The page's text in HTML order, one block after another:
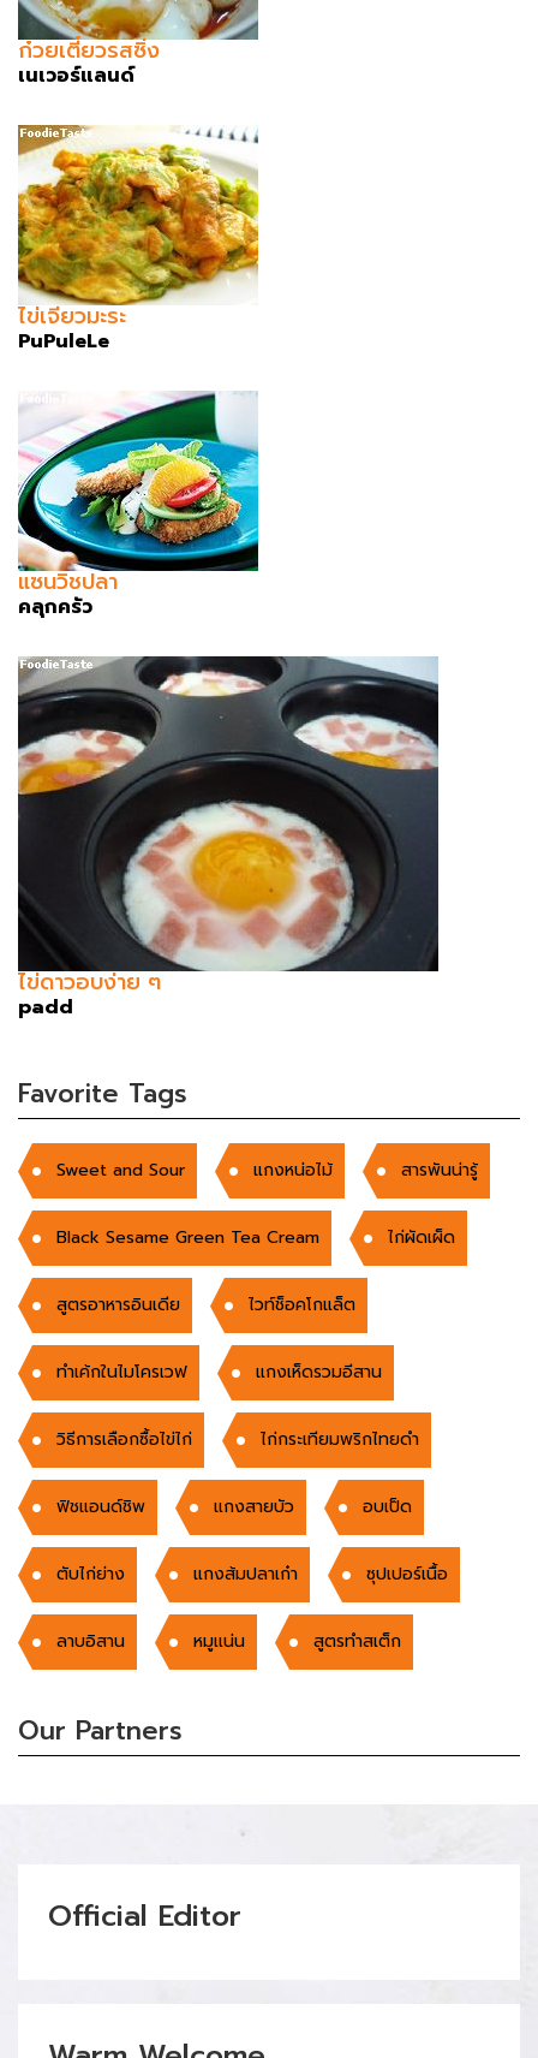
ก๋วยเตี๋ยวรสซิ่ง
เนเวอร์แลนด์
ไข่เจียวมะระ
PuPuleLe
แซนวิชปลา
คลุกครัว
ไข่ดาวอบง่าย ๆ
padd
Favorite Tags
Sweet and Sour แกงหน่อไม้ สารพันน่ารู้
Black Sesame Green Tea Cream ไก่ผัดเผ็ด
สูตรอาหารอินเดีย ไวท์ช็อคโกแล็ต
ทำเค้กในไมโครเวฟ แกงเห็ดรวมอีสาน
วิธีการเลือกซื้อไข่ไก่ ไก่กระเทียมพริกไทยดำ
ฟิชแอนด์ชิพ แกงสายบัว อบเป็ด
ตับไก่ย่าง แกงส้มปลาเก๋า ซุปเปอร์เนื้อ
ลาบอิสาน หมูเเน่น สูตรทำสเต็ก
Our Partners
Official Editor